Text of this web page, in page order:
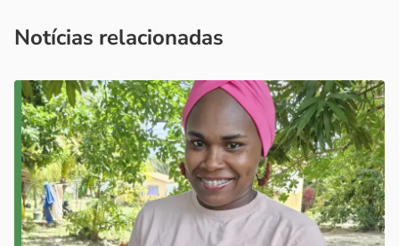
Notícias relacionadas